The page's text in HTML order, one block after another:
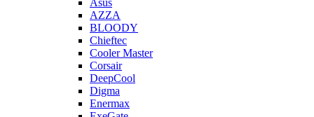
Asus
AZZA
BLOODY
Chieftec
Cooler Master
Corsair
DeepCool
Digma
Enermax